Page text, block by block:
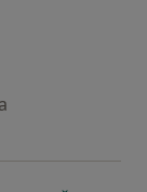
stránka